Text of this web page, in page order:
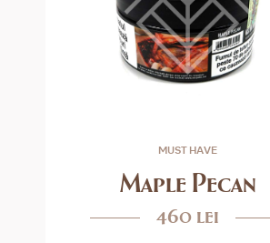
MUST HAVE
Maple Pecan
460 lei